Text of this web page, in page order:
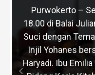
Purwokerto –
18.00 di Balai
Suci dengan
Injil Yohanes
Haryadi. Ibu